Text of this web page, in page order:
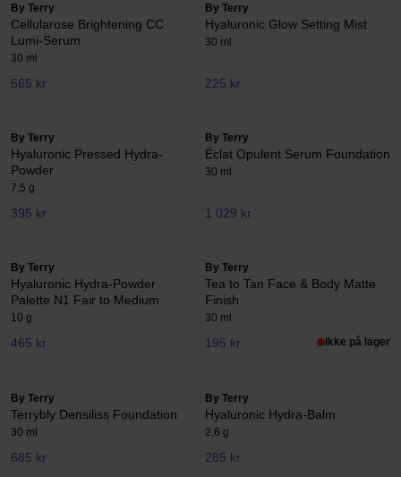
By Terry
Cellularose Brightening CC
Lumi-Serum
30 ml
565 kr
By Terry
Hyaluronic Glow Setting Mist
30 ml
225 kr
By Terry
Hyaluronic Pressed Hydra-
Powder
7,5 g
395 kr
By Terry
Éclat Opulent Serum Foundation
30 ml
1 029 kr
By Terry
Hyaluronic Hydra-Powder
Palette N1 Fair to Medium
10 g
465 kr
By Terry
Tea to Tan Face & Body Matte
Finish
30 ml
195 kr Ikke på lager
By Terry
Terrybly Densiliss Foundation
30 ml
685 kr
By Terry
Hyaluronic Hydra-Balm
2,6 g
285 kr